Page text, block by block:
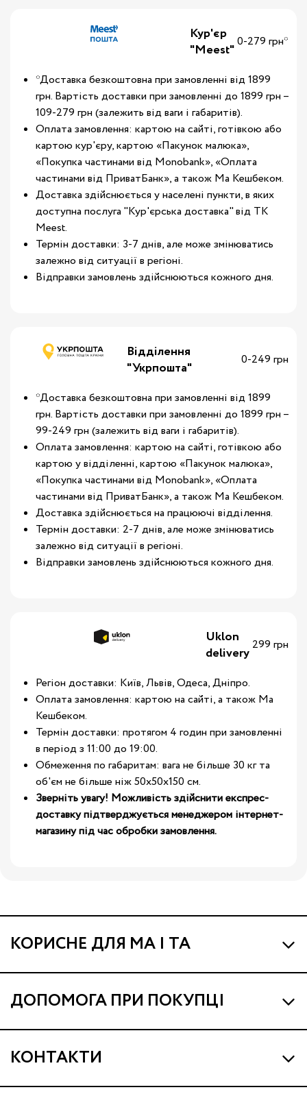
Кур'єр
"Meest"0-279 грн*
*Доставка безкоштовна при замовленні від 1899
грн. Вартість доставки при замовленні до 1899 грн –
109-279 грн (залежить від ваги і габаритів).
Оплата замовлення: картою на сайті, готівкою або
картою кур'єру, картою «Пакунок малюка»,
«Покупка частинами від Monobank», «Оплата
частинами від ПриватБанк», а також Ма Кешбеком.
Доставка здійснюється у населені пункти, в яких
доступна послуга "Кур'єрська доставка" від ТК
Meest.
Термін доставки: 3-7 днів, але може змінюватись
залежно від ситуації в регіоні.
Відправки замовлень здійснюються кожного дня.
Відділення
"Укрпошта"
0-249 грн
*Доставка безкоштовна при замовленні від 1899
грн. Вартість доставки при замовленні до 1899 грн –
99-249 грн (залежить від ваги і габаритів).
Оплата замовлення: картою на сайті, готівкою або
картою у відділенні, картою «Пакунок малюка»,
«Покупка частинами від Monobank», «Оплата
частинами від ПриватБанк», а також Ма Кешбеком.
Доставка здійснюється на працюючі відділення.
Термін доставки: 2-7 днів, але може змінюватись
залежно від ситуації в регіоні.
Відправки замовлень здійснюються кожного дня.
Uklon
delivery 299 грн
Регіон доставки: Київ, Львів, Одеса, Дніпро.
Оплата замовлення: картою на сайті, а також Ма
Кешбеком.
Термін доставки: протягом 4 годин при замовленні
в період з 11:00 до 19:00.
Обмеження по габаритам: вага не більше 30 кг та
об'єм не більше ніж 50х50х150 см.
Зверніть увагу! Можливість здійснити експрес-
доставку підтверджується менеджером інтернет-
магазину під час обробки замовлення.
КОРИСНЕ ДЛЯ МА І ТА
Про МА та Маминих Асистентів
Програма Ма Кешбек
Ма Клуб
Подарункові сертифікати
ДОПОМОГА ПРИ ПОКУПЦІ
Наші магазини
Доставка і оплата
Гарантія та сервіс
КОНТАКТИ